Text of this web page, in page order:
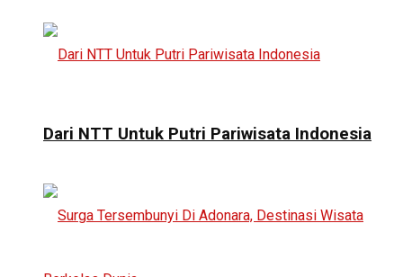
Dari NTT Untuk Putri Pariwisata Indonesia